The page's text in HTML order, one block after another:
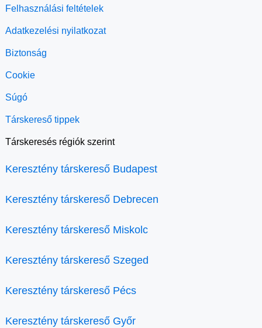
Felhasználási feltételek
Adatkezelési nyilatkozat
Biztonság
Cookie
Súgó
Társkereső tippek
Társkeresés régiók szerint
Keresztény társkereső Budapest
Keresztény társkereső Debrecen
Keresztény társkereső Miskolc
Keresztény társkereső Szeged
Keresztény társkereső Pécs
Keresztény társkereső Győr